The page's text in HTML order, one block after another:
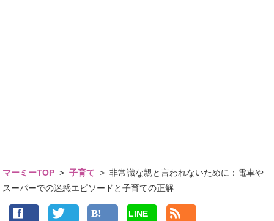
マーミーTOP >子育て >非常識な親と言われないために：電車や
スーパーでの迷惑エピソードと子育ての正解
LINE